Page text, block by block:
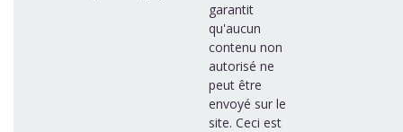
garantit
qu'aucun
contenu non
autorisé ne
peut être
envoyé sur le
site. Ceci est